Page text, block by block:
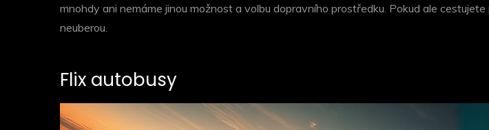
mnohdy ani nemáme jinou možnost a volbu dopravního prostředku. Pokud ale
neuberou.
Flix autobusy